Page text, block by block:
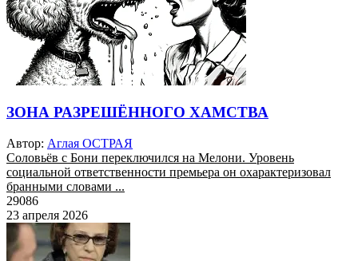
ЗОНА РАЗРЕШЁННОГО ХАМСТВА
Автор: Аглая ОСТРАЯ
Соловьёв с Бони переключился на Мелони. Уровень
социальной ответственности премьера он охарактеризовал
бранными словами ...
29086
23 апреля 2026